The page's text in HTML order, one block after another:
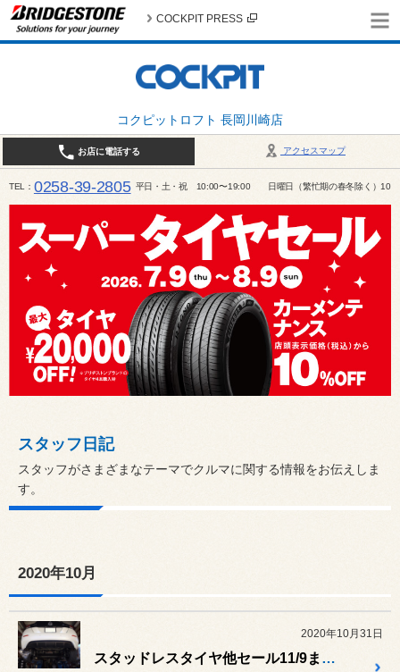
コクピットロフト 長岡川崎店
COCKPIT PRESS
アクセスマップ
お店に電話する
TEL 0258-39-2805 平日・土・祝 10:00〜19:00 日曜日（繁忙期の春冬除く）
スタッフ日記
スタッフがさまざまなテーマでクルマに関する情報をお伝えしま
す。
2020年10月
2020年10月31日
スタッドレスタイヤ他セール11/9までです☆☆